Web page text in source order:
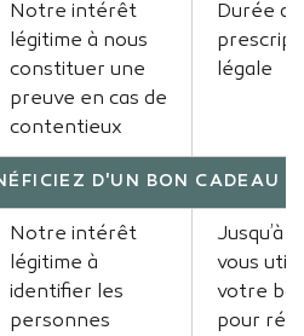
Notre intérêt
légitime à nous
constituer une
preuve en cas de
contentieux
Durée
légale
D'UN BON CADEAU
Notre intérêt
légitime à
identifier les
personnes
Jusqu’à
vous
votre
pour